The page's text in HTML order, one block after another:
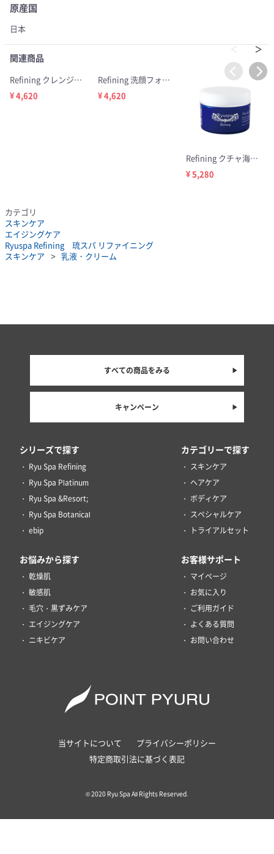
原産国
日本
関連商品
Refining クレンジングクリーム 150g
¥ 4,620
Refining 洗顔フォーム 150g
¥ 4,620
Refining クチャ海藻パック 120g
¥ 5,280
カテゴリ
スキンケア
エイジングケア
Ryuspa Refining 琉スパ リファイニング
スキンケア
乳液・クリーム
すべての商品をみる
キャンペーン
シリーズで探す
Ryu Spa Refining
Ryu Spa Platinum
Ryu Spa &Resort;
Ryu Spa Botanical
ebip
カテゴリーで探す
スキンケア
ヘアケア
ボディケア
スペシャルケア
トライアルセット
お悩みから探す
乾燥肌
敏感肌
毛穴・黒ずみケア
エイジングケア
ニキビケア
お客様サポート
マイページ
お気に入り
ご利用ガイド
よくある質問
お問い合わせ
当サイトについて
プライバシーポリシー
特定商取引法に基づく表記
© 2020 Ryu Spa All Rights Reserved.